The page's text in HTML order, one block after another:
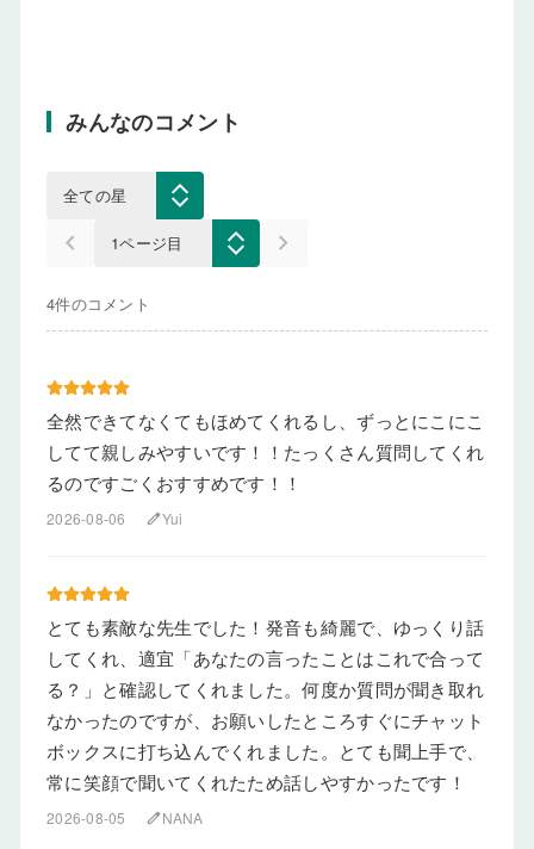
みんなのコメント
keyboard_arrow_left keyboard_arrow_right
4件のコメント
全然できてなくてもほめてくれるし、ずっとにこにこ
してて親しみやすいです！！たっくさん質問してくれ
るのですごくおすすめです！！
2026-08-06 editYui
とても素敵な先生でした！発音も綺麗で、ゆっくり話
してくれ、適宜「あなたの言ったことはこれで合って
る？」と確認してくれました。何度か質問が聞き取れ
なかったのですが、お願いしたところすぐにチャット
ボックスに打ち込んでくれました。とても聞上手で、
常に笑顔で聞いてくれたため話しやすかったです！
2026-08-05 editNANA